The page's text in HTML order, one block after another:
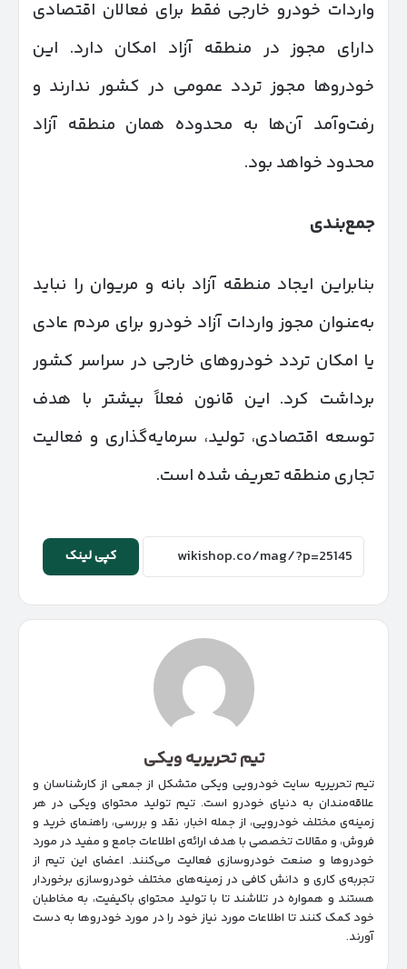
واردات خودرو خارجی فقط برای فعالان اقتصادی
دارای مجوز در منطقه آزاد امکان دارد. این
خودروها مجوز تردد عمومی در کشور ندارند و
رفت‌وآمد آن‌ها به محدوده همان منطقه آزاد
محدود خواهد بود.
جمع‌بندی
بنابراین ایجاد منطقه آزاد بانه و مریوان را نباید
به‌عنوان مجوز واردات آزاد خودرو برای مردم عادی
یا امکان تردد خودروهای خارجی در سراسر کشور
برداشت کرد. این قانون فعلاً بیشتر با هدف
توسعه اقتصادی، تولید، سرمایه‌گذاری و فعالیت
تجاری منطقه تعریف شده است.
کپی لینک
تیم تحریریه ویکی
تیم تحریریه سایت خودرویی ویکی متشکل از جمعی از کارشناسان و
علاقه‌مندان به دنیای خودرو است. تیم تولید محتوای ویکی در هر
زمینه‌‌ی مختلف خودرویی، از جمله اخبار، نقد و بررسی، راهنمای خرید و
فروش، و مقالات تخصصی با هدف ارائه‌ی اطلاعات جامع و مفید در مورد
خودروها و صنعت خودروسازی فعالیت می‌کنند. اعضای این تیم از
تجربه‌ی کاری و دانش کافی در زمینه‌های مختلف خودروسازی برخوردار
هستند و همواره در تلاشند تا با تولید محتوای باکیفیت، به مخاطبان
خود کمک کنند تا اطلاعات مورد نیاز خود را در مورد خودروها به دست
آورند.